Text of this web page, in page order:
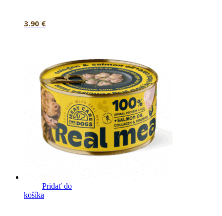
3.90 €
Pridať do
košíka